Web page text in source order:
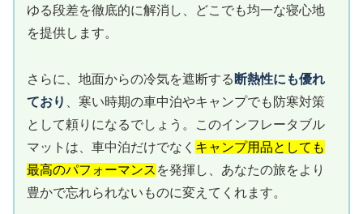
ゆる段差を徹底的に解消し、どこでも均一な寝心地
を提供します。
さらに、地面からの冷気を遮断する 断熱性にも優れ
ており
、寒い時期の車中泊やキャンプでも防寒対策
として頼りになるでしょう。このインフレータブル
マットは、車中泊だけでなく キャンプ用品としても
最高のパフォーマンス を発揮し、あなたの旅をより
豊かで忘れられないものに変えてくれます。